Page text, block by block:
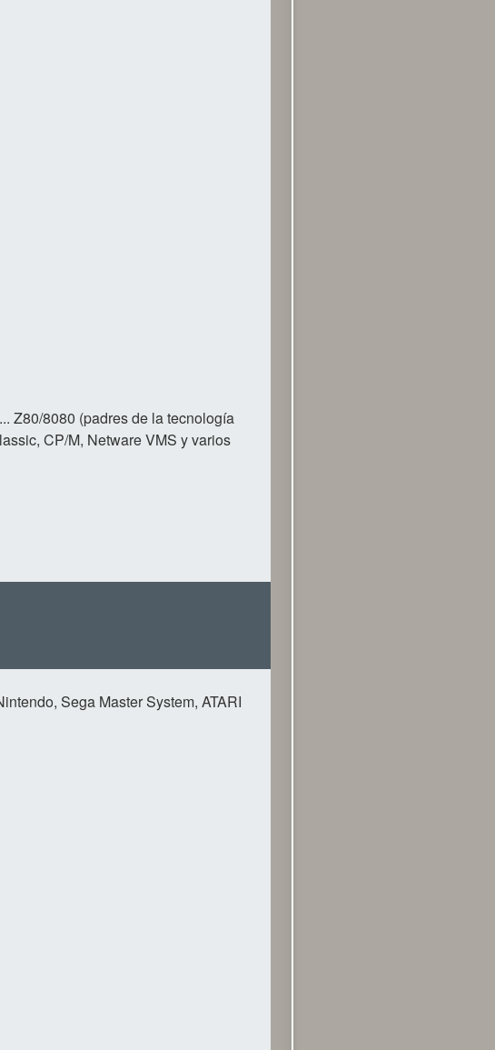
Z80/8080 (padres de la tecnología
CP/M, Netware VMS y varios
Sega Master System, ATARI